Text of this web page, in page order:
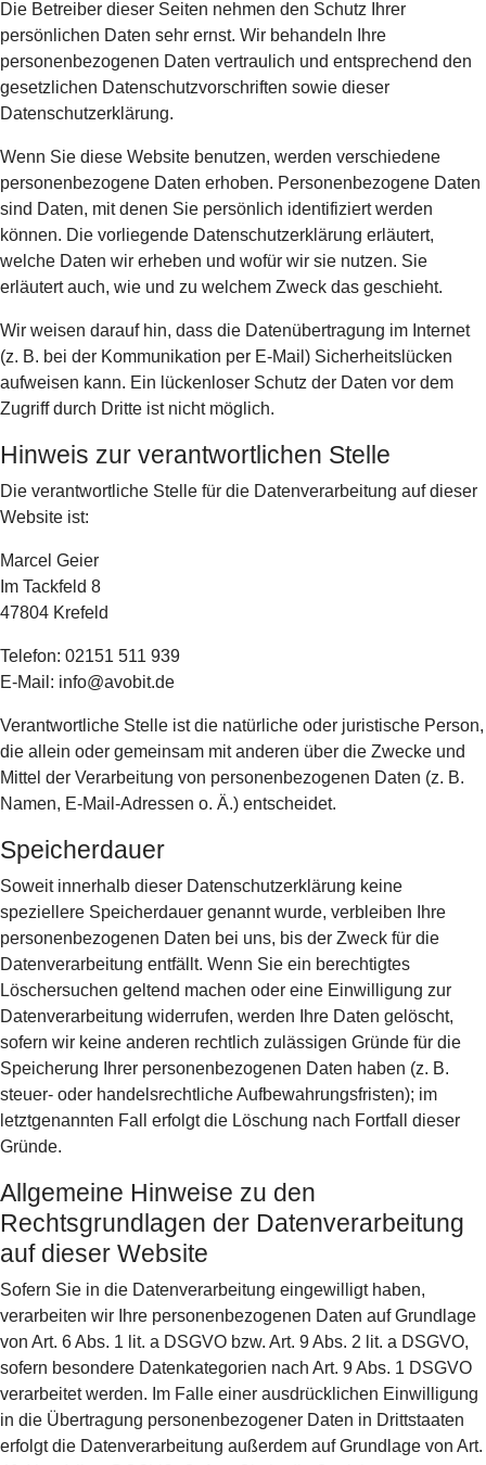
Die Betreiber dieser Seiten nehmen den Schutz Ihrer
persönlichen Daten sehr ernst. Wir behandeln Ihre
personenbezogenen Daten vertraulich und entsprechend den
gesetzlichen Datenschutzvorschriften sowie dieser
Datenschutzerklärung.
Wenn Sie diese Website benutzen, werden verschiedene
personenbezogene Daten erhoben. Personenbezogene Daten
sind Daten, mit denen Sie persönlich identifiziert werden
können. Die vorliegende Datenschutzerklärung erläutert,
welche Daten wir erheben und wofür wir sie nutzen. Sie
erläutert auch, wie und zu welchem Zweck das geschieht.
Wir weisen darauf hin, dass die Datenübertragung im Internet
(z. B. bei der Kommunikation per E-Mail) Sicherheitslücken
aufweisen kann. Ein lückenloser Schutz der Daten vor dem
Zugriff durch Dritte ist nicht möglich.
Hinweis zur verantwortlichen Stelle
Die verantwortliche Stelle für die Datenverarbeitung auf dieser
Website ist:
Marcel Geier
Im Tackfeld 8
47804 Krefeld
Telefon: 02151 511 939
E-Mail: info@avobit.de
Verantwortliche Stelle ist die natürliche oder juristische Person,
die allein oder gemeinsam mit anderen über die Zwecke und
Mittel der Verarbeitung von personenbezogenen Daten (z. B.
Namen, E-Mail-Adressen o. Ä.) entscheidet.
Speicherdauer
Soweit innerhalb dieser Datenschutzerklärung keine
speziellere Speicherdauer genannt wurde, verbleiben Ihre
personenbezogenen Daten bei uns, bis der Zweck für die
Datenverarbeitung entfällt. Wenn Sie ein berechtigtes
Löschersuchen geltend machen oder eine Einwilligung zur
Datenverarbeitung widerrufen, werden Ihre Daten gelöscht,
sofern wir keine anderen rechtlich zulässigen Gründe für die
Speicherung Ihrer personenbezogenen Daten haben (z. B.
steuer- oder handelsrechtliche Aufbewahrungsfristen); im
letztgenannten Fall erfolgt die Löschung nach Fortfall dieser
Gründe.
Allgemeine Hinweise zu den
Rechtsgrundlagen der Datenverarbeitung
auf dieser Website
Sofern Sie in die Datenverarbeitung eingewilligt haben,
verarbeiten wir Ihre personenbezogenen Daten auf Grundlage
von Art. 6 Abs. 1 lit. a DSGVO bzw. Art. 9 Abs. 2 lit. a DSGVO,
sofern besondere Datenkategorien nach Art. 9 Abs. 1 DSGVO
verarbeitet werden. Im Falle einer ausdrücklichen Einwilligung
in die Übertragung personenbezogener Daten in Drittstaaten
erfolgt die Datenverarbeitung außerdem auf Grundlage von Art.